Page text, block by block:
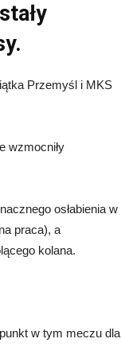
Przemyśl i MKS
wzmocniły
osłabienia w
praca), a
kolana.
w tym meczu dla